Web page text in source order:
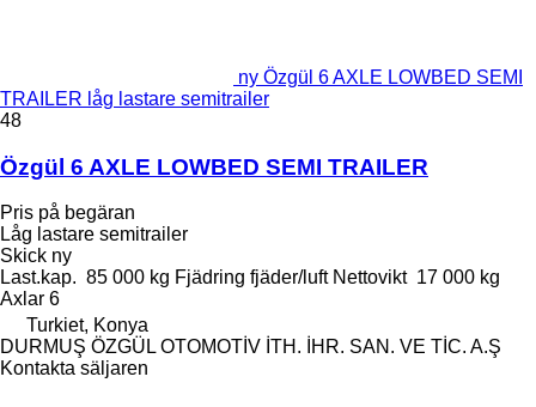
ny Özgül 6 AXLE LOWBED SEMI
TRAILER låg lastare semitrailer
48
Özgül 6 AXLE LOWBED SEMI TRAILER
Pris på begäran
Låg lastare semitrailer
Skick ny
Last.kap. 85 000 kg Fjädring fjäder/luft Nettovikt 17 000 kg
Axlar 6
Turkiet, Konya
DURMUŞ ÖZGÜL OTOMOTİV İTH. İHR. SAN. VE TİC. A.Ş
Kontakta säljaren